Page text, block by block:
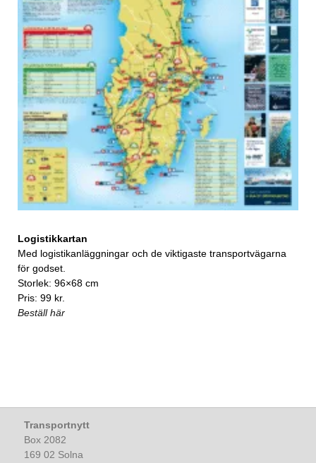
Logistikkartan
Med logistikanläggningar och de viktigaste transportvägarna
för godset.
Storlek: 96×68 cm
Pris: 99 kr.
Beställ här
Transportnytt
Box 2082
169 02 Solna